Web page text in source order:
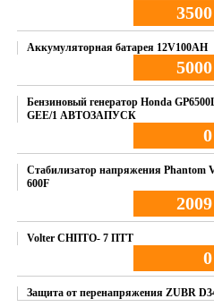
3500
Купить
Аккумуляторная батарея 12V100AH
5000
Купить
Бензиновый генератор Honda
GEE/1 АВТОЗАПУСК
0
Купить
Стабилизатор напряжения Phantom
600F
2009
Купить
Volter СНПТО- 7 ПТТ
0
Купить
Защита от перенапряжения ZUBR